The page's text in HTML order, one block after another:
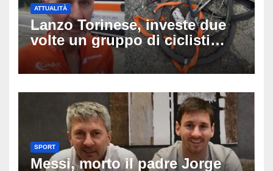
ATTUALITÀ
Lanzo Torinese, investe due
volte un gruppo di ciclisti
dopo una lite: arrestato
73enne, il racconto choc di un
SPORT
Messi, morto il padre Jorge